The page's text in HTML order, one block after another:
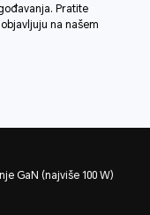
Pratite
na našem
GaN (najviše 100 W)